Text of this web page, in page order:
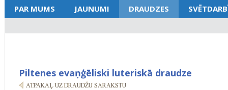
PAR MUMS JAUNUMI DRAUDZES
Piltenes evaņģēliski luteriskā draudze